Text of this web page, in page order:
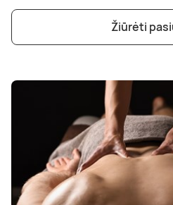
Žiūrėti